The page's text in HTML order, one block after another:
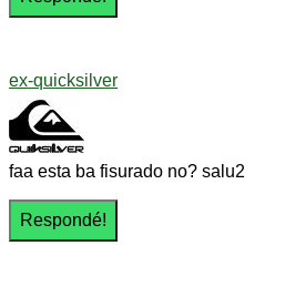
ex-quicksilver
faa esta ba fisurado no? salu2